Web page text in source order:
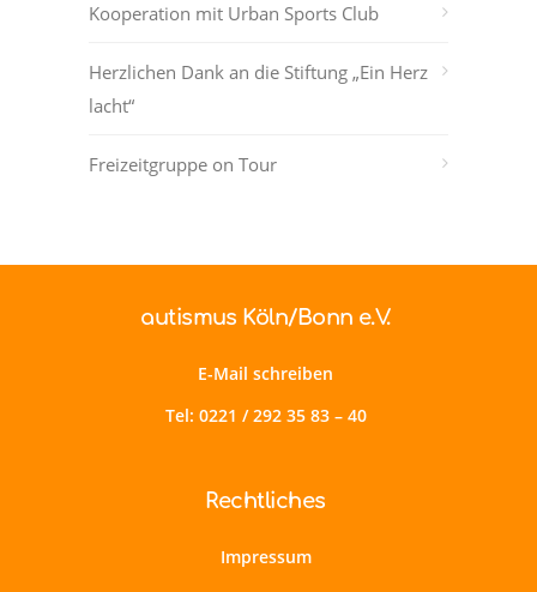
Kooperation mit Urban Sports Club
Herzlichen Dank an die Stiftung „Ein Herz
lacht“
Freizeitgruppe on Tour
autismus Köln/Bonn e.V.
E-Mail schreiben
Tel: 0221 / 292 35 83 – 40
Rechtliches
Impressum